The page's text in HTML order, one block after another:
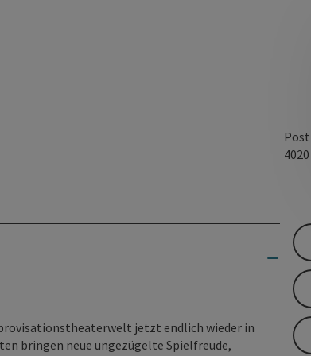
4020
jetzt endlich wieder in
bringen neue ungezügelte Spielfreude,